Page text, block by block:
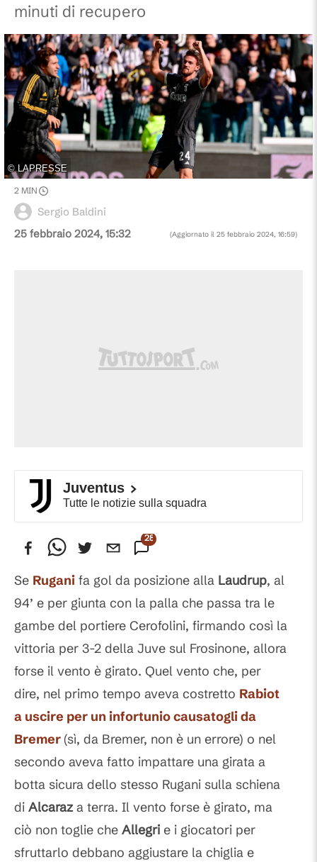
minuti di recupero
©LAPRESSE
25 febbraio 2024, 15:32 (Aggiornato il 25 febbraio 2024, 16:59)
Sergio Baldini
2 MIN
Juventus
Tutte le notizie sulla squadra
288
Se Rugani fa gol da posizione alla Laudrup, al
94’ e per giunta con la palla che passa tra le
gambe del portiere Cerofolini, firmando così la
vittoria per 3-2 della Juve sul Frosinone, allora
forse il vento è girato. Quel vento che, per
dire, nel primo tempo aveva costretto Rabiot
a uscire per un infortunio causatogli da
Bremer(sì, da Bremer, non è un errore) o nel
secondo aveva fatto impattare una girata a
botta sicura dello stesso Rugani sulla schiena
di Alcaraza terra. Il vento forse è girato, ma
ciò non toglie che Allegri e i giocatori per
sfruttarlo debbano aggiustare la chiglia e